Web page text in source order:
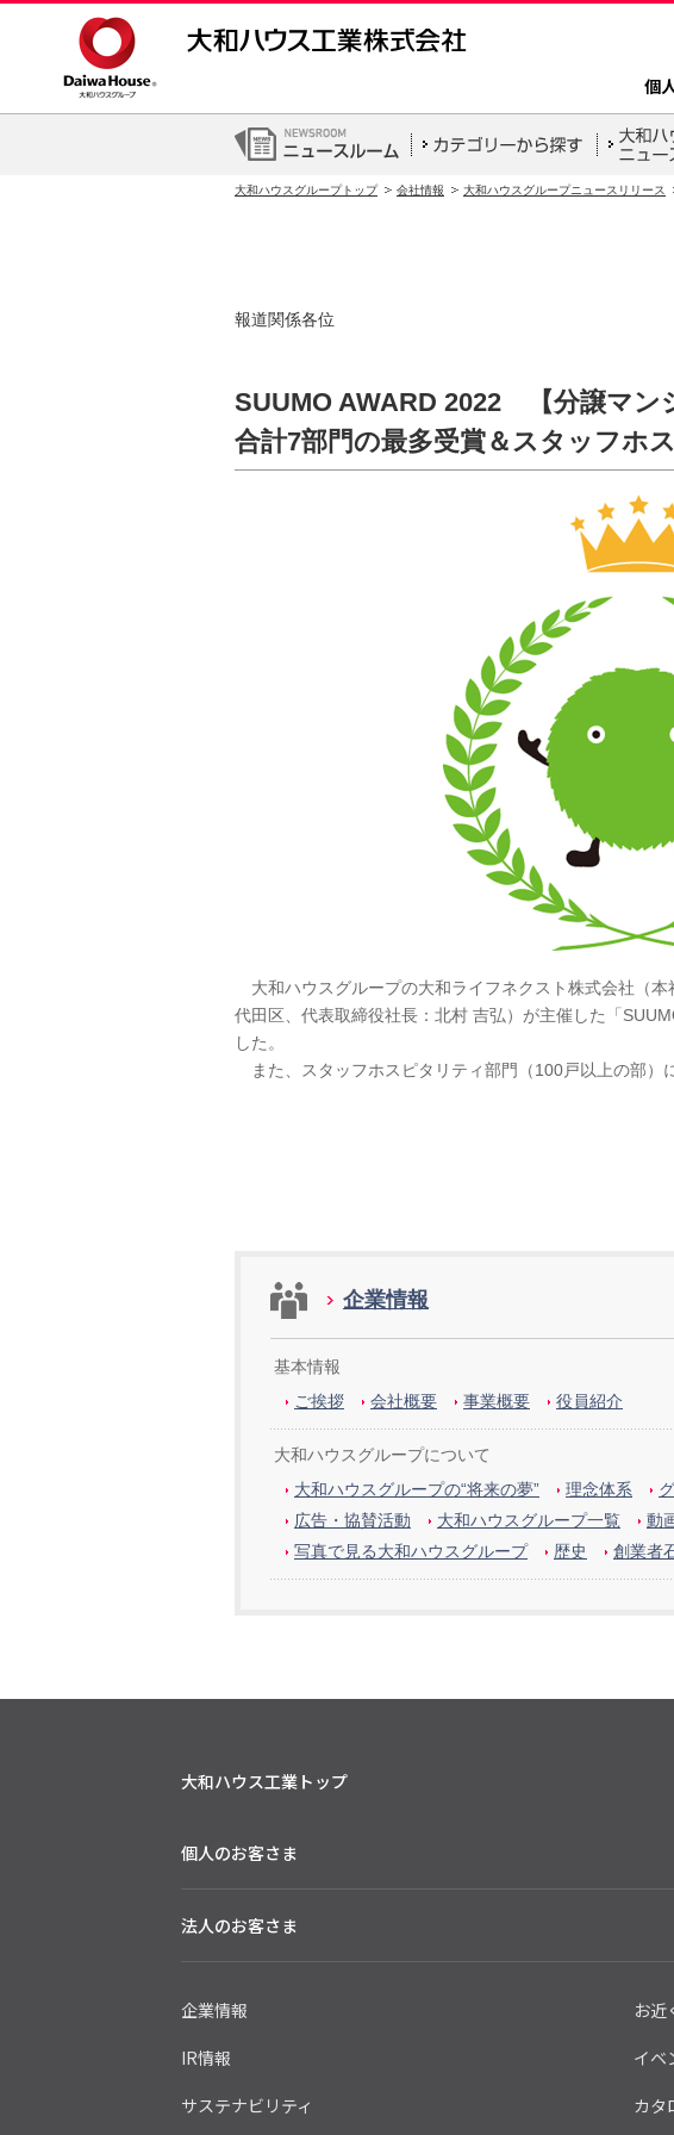
個
大和ハウスグループトップ 会社情報 大和ハウスグループニュースリリース
報道関係各位
SUUMO AWARD 2022 【分譲マン
合計7部門の最多受賞＆スタッフホ
大和ハウスグループの大和ライフネクスト株式会社（
代田区、代表取締役社長：北村 吉弘）が主催した「
した。
また、スタッフホスピタリティ部門（100戸以上の部）
企業情報
基本情報
ご挨拶
会社概要 事業概要 役員紹介
大和ハウスグループについて
大和ハウスグループの“将来の夢”
理念体系
広告・協賛活動
大和ハウスグループ一覧 動
写真で見る大和ハウスグループ
歴史 創業者
大和ハウス工業トップ
個人のお客さま
法人のお客さま
企業情報
IR情報
サステナビリティ
お近
イベ
カタ